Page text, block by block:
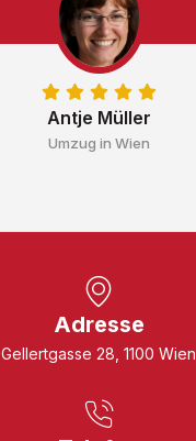
Antje Müller
Umzug in Wien
Adresse
Gellertgasse 28, 1100 Wien